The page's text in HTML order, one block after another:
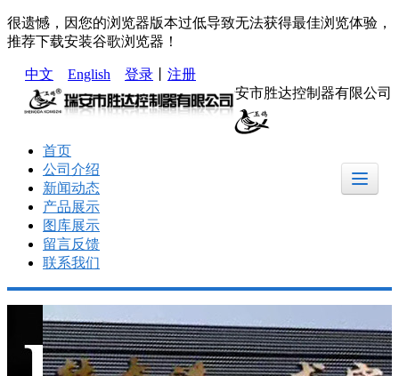
很遗憾，因您的浏览器版本过低导致无法获得最佳浏览体验，
推荐下载安装谷歌浏览器！
中文 English 登录
注册
瑞安市胜达控制器有限公司
首页
公司介绍
新闻动态
产品展示
图库展示
留言反馈
联系我们